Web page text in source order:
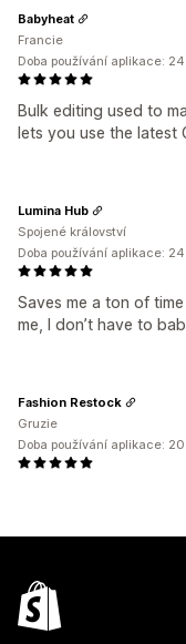
Bulk editing used to
lets you use the latest
Babyheat
Francie
Doba používání aplikace:
Saves me a ton of
me, I don’t have to
Lumina Hub
Spojené království
Doba používání aplikace:
Fashion Restock
Gruzie
Doba používání aplikace: